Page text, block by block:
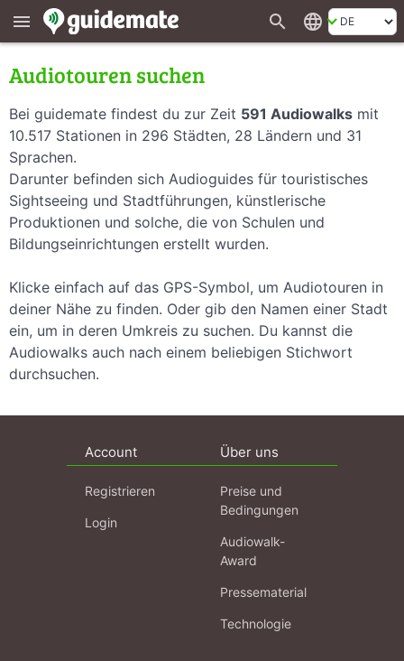
menu search language
Audiotouren suchen
Bei guidemate findest du zur Zeit 591 Audiowalks mit
10.517 Stationen in 296 Städten, 28 Ländern und 31
Sprachen.
Darunter befinden sich Audioguides für touristisches
Sightseeing und Stadtführungen, künstlerische
Produktionen und solche, die von Schulen und
Bildungseinrichtungen erstellt wurden.
Klicke einfach auf das GPS-Symbol, um Audiotouren in
deiner Nähe zu finden. Oder gib den Namen einer Stadt
ein, um in deren Umkreis zu suchen. Du kannst die
Audiowalks auch nach einem beliebigen Stichwort
durchsuchen.
Account
Registrieren
Login
Über uns
Preise und
Bedingungen
Audiowalk-
Award
Pressematerial
Technologie